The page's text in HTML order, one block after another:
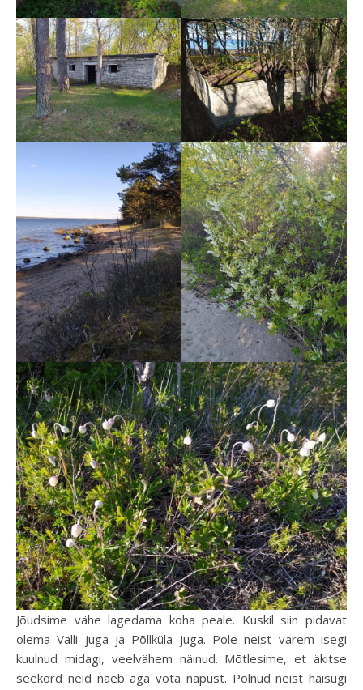
Jõudsime vähe lagedama koha peale. Kuskil siin pidavat
olema Valli juga ja Põllküla juga. Pole neist varem isegi
kuulnud midagi, veelvähem näinud. Mõtlesime, et äkitse
seekord neid näeb aga võta näpust. Polnud neist haisugi